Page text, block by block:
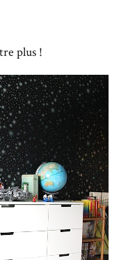
plus !